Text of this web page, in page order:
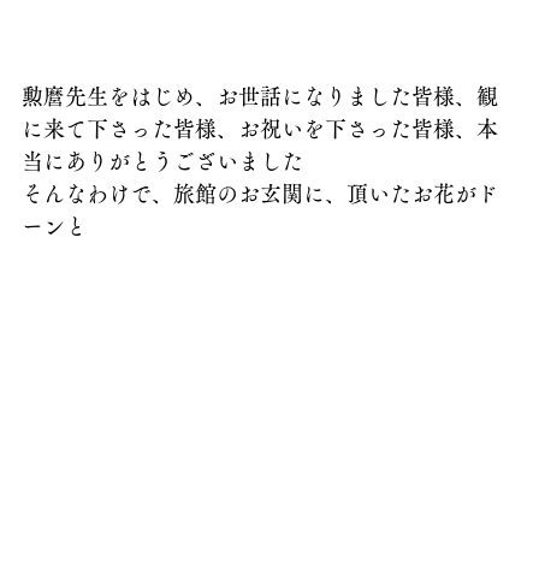
勲麿先生をはじめ、お世話になりました皆様、観
に来て下さった皆様、お祝いを下さった皆様、本
当にありがとうございました
そんなわけで、旅館のお玄関に、頂いたお花がド
ーンと